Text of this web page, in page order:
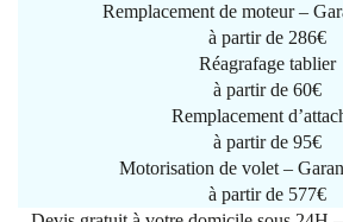
Remplacement de moteur –
à partir de 286€
Réagrafage tablier
à partir de 60€
Remplacement
à partir de 95€
Motorisation de volet –
à partir de 577€